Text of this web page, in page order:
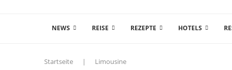
NEWS REISE REZEPTE HOTELS
Startseite | Limousine